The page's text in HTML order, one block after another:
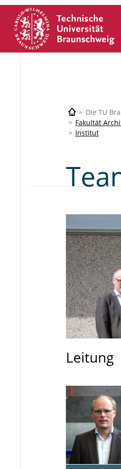
Die TU
Fakultät
Institut
Leitung